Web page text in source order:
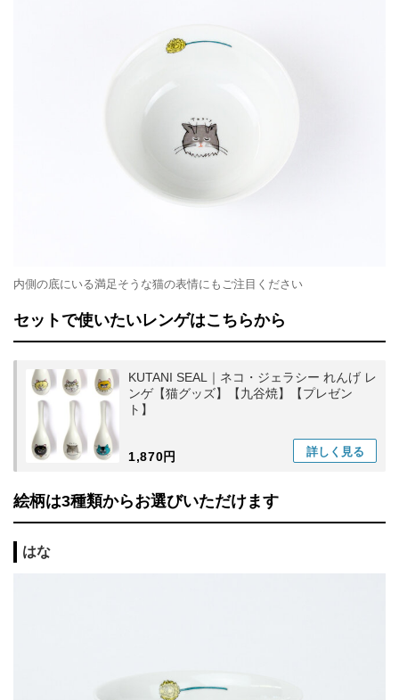
内側の底にいる満足そうな猫の表情にもご注目ください
セットで使いたいレンゲはこちらから
KUTANI SEAL｜ネコ・ジェラシー れんげ レ
ンゲ【猫グッズ】【九谷焼】【プレゼン
ト】
1,870円 詳しく 見る
絵柄は3種類からお選びいただけます
はな